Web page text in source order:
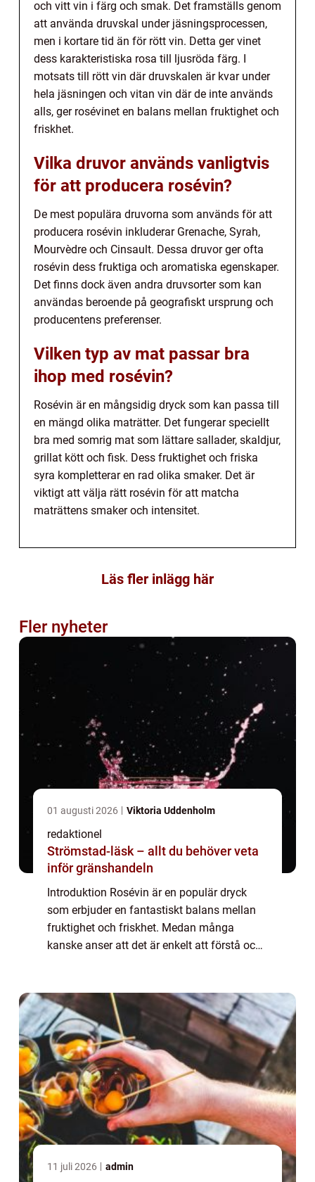
och vitt vin i färg och smak. Det framställs genom
att använda druvskal under jäsningsprocessen,
men i kortare tid än för rött vin. Detta ger vinet
dess karakteristiska rosa till ljusröda färg. I
motsats till rött vin där druvskalen är kvar under
hela jäsningen och vitan vin där de inte används
alls, ger rosévinet en balans mellan fruktighet och
friskhet.
Vilka druvor används vanligtvis
för att producera rosévin?
De mest populära druvorna som används för att
producera rosévin inkluderar Grenache, Syrah,
Mourvèdre och Cinsault. Dessa druvor ger ofta
rosévin dess fruktiga och aromatiska egenskaper.
Det finns dock även andra druvsorter som kan
användas beroende på geografiskt ursprung och
producentens preferenser.
Vilken typ av mat passar bra
ihop med rosévin?
Rosévin är en mångsidig dryck som kan passa till
en mängd olika maträtter. Det fungerar speciellt
bra med somrig mat som lättare sallader, skaldjur,
grillat kött och fisk. Dess fruktighet och friska
syra kompletterar en rad olika smaker. Det är
viktigt att välja rätt rosévin för att matcha
maträttens smaker och intensitet.
Läs fler inlägg här
Fler nyheter
01 augusti 2026 Viktoria Uddenholm
redaktionel
Strömstad-läsk – allt du behöver veta
inför gränshandeln
Introduktion Rosévin är en populär dryck
som erbjuder en fantastiskt balans mellan
fruktighet och friskhet. Medan många
kanske anser att det är enkelt att förstå och
11 juli 2026 admin